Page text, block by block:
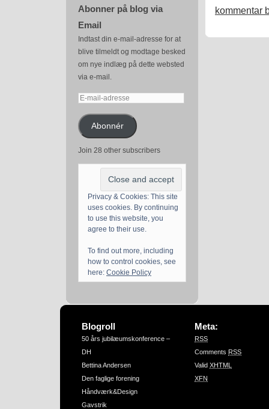
Abonner på blog via
Email
Indtast din e-mail-adresse for at
blive tilmeldt og modtage besked
om nye indlæg på dette websted
via e-mail.
E-
adresseAbonnér
Join 28 other subscribers
Privacy & Cookies: This site
uses cookies. By continuing
to use this website, you
agree to their use.
To find out more, including
how to control cookies, see
here: Cookie Policy
kommentar
Blogroll
50 års jubilæumskonference –
DH
Bettina Andersen
Den faglige forening
Håndværk&Design
Gavstrik
Meta:
RSS
Comments RSS
Valid XHTML
XFN